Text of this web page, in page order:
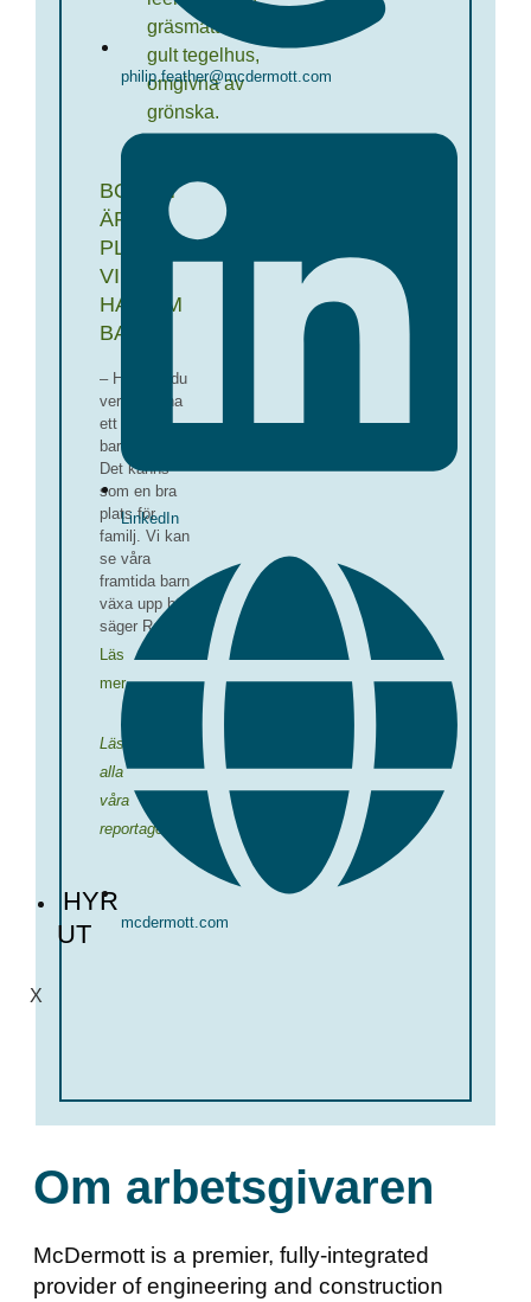
BODEN
ÄR
PLATSEN
VI VILL
HA SOM
BAS
– Här kan du
verkligen ha
ett liv, inte
bara jobba.
Det känns
som en bra
plats för
familj. Vi kan
se våra
framtida barn
växa upp här,
säger Raafa…
Läs
mer
Läs
alla
våra
reportage
HYR
UT
X
philip.feather@mcdermott.com
LinkedIn
mcdermott.com
Om arbetsgivaren
McDermott is a premier, fully-integrated
provider of engineering and construction